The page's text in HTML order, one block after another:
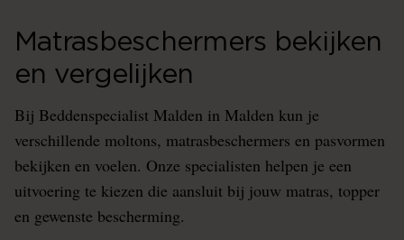
Matrasbeschermers bekijken
en vergelijken
Bij Beddenspecialist Malden in Malden kun je
verschillende moltons, matrasbeschermers en pasvormen
bekijken en voelen. Onze specialisten helpen je een
uitvoering te kiezen die aansluit bij jouw matras, topper
en gewenste bescherming.